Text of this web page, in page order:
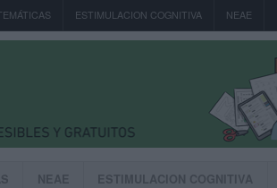
ESTIMULACION COGNITIVA NEAE
NEAE ESTIMULACION COGNITIVA